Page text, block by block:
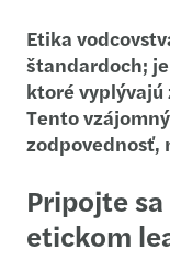
Etika
štandardoch;
ktoré vyplývajú
Tento
zodpovednosť,
Pripojte
etickom